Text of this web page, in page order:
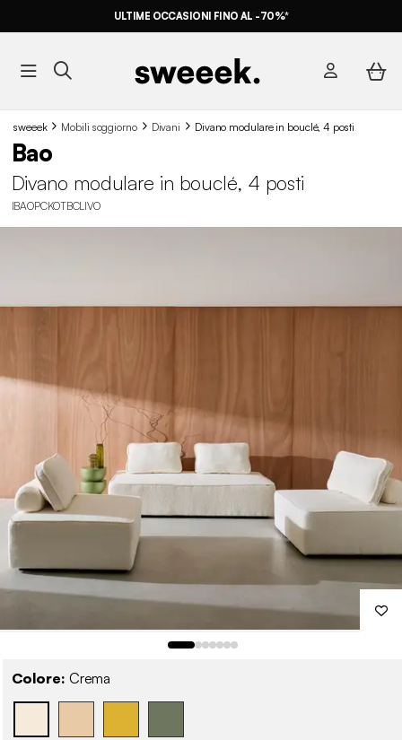
ULTIME OCCASIONI FINO AL -70%*
sweeek Mobili soggiorno Divani Divano modulare in bouclé, 4 posti
Bao
Divano modulare in bouclé, 4 posti
IBAOPCKOTBCLIVO
Colore: Crema